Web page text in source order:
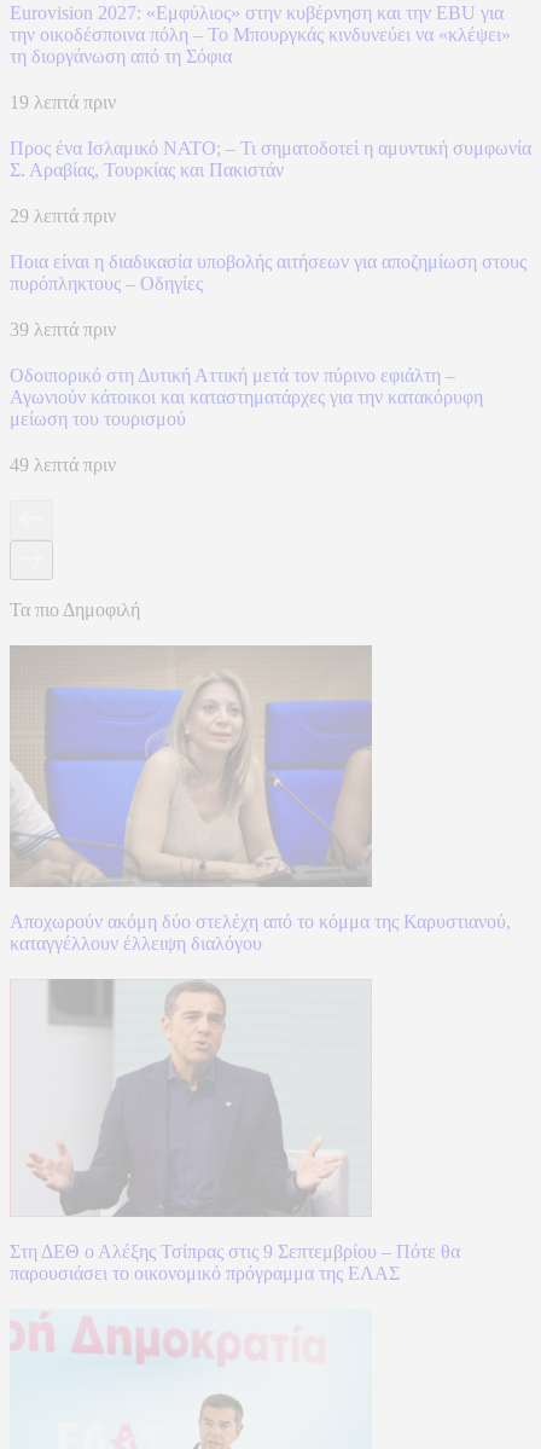
Eurovision 2027: «Εμφύλιος» στην κυβέρνηση και την EBU για
την οικοδέσποινα πόλη – Το Μπουργκάς κινδυνεύει να «κλέψει»
τη διοργάνωση από τη Σόφια
19 λεπτά πριν
Προς ένα Ισλαμικό ΝΑΤΟ; – Τι σηματοδοτεί η αμυντική συμφωνία
Σ. Αραβίας, Τουρκίας και Πακιστάν
29 λεπτά πριν
Ποια είναι η διαδικασία υποβολής αιτήσεων για αποζημίωση στους
πυρόπληκτους – Οδηγίες
39 λεπτά πριν
Οδοιπορικό στη Δυτική Αττική μετά τον πύρινο εφιάλτη –
Αγωνιούν κάτοικοι και καταστηματάρχες για την κατακόρυφη
μείωση του τουρισμού
49 λεπτά πριν
Τα πιο Δημοφιλή
Αποχωρούν ακόμη δύο στελέχη από το κόμμα της Καρυστιανού,
καταγγέλλουν έλλειψη διαλόγου
Στη ΔΕΘ ο Αλέξης Τσίπρας στις 9 Σεπτεμβρίου – Πότε θα
παρουσιάσει το οικονομικό πρόγραμμα της ΕΛΑΣ